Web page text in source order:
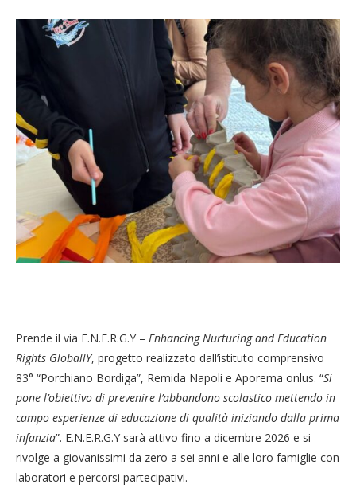
Prende il via E.N.E.R.G.Y – Enhancing Nurturing and Education
Rights GloballY, progetto realizzato dall’istituto comprensivo
83° “Porchiano Bordiga”, Remida Napoli e Aporema onlus. “Si
pone l’obiettivo di prevenire l’abbandono scolastico mettendo in
campo esperienze di educazione di qualità iniziando dalla prima
infanzia”. E.N.E.R.G.Y sarà attivo fino a dicembre 2026 e si
rivolge a giovanissimi da zero a sei anni e alle loro famiglie con
laboratori e percorsi partecipativi.